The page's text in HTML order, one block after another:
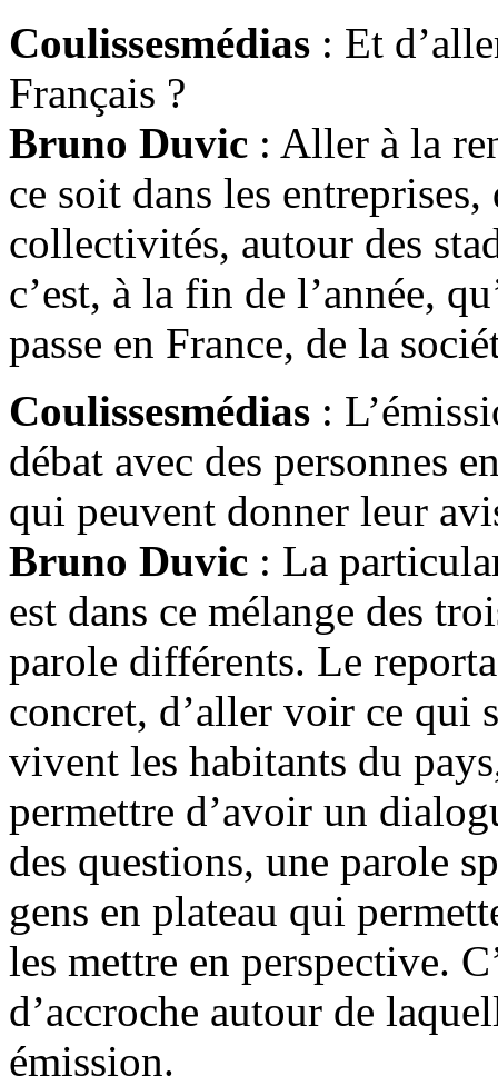
Coulissesmédias : Et
Français ?
Bruno Duvic : Aller à la
ce soit dans les
collectivités, autour des
c’est, à la fin de l’année,
passe en France, de la
Coulissesmédias :
débat avec des personnes
qui peuvent donner leur
Bruno Duvic : La
est dans ce mélange des
parole différents. Le
concret, d’aller voir ce qui
vivent les habitants du
permettre d’avoir un
des questions, une parole
gens en plateau qui
les mettre en perspective.
d’accroche autour de
émission.